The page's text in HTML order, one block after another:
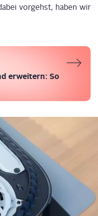
vor­gehst, haben wir
erwei­tern: So